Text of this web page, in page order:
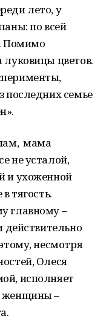
лето, у
по всей
Помимо
цветов.
последних семье
мама
не усталой,
и ухоженной
тягость.
главному –
действительно
несмотря
Олеся
исполняет
женщины –